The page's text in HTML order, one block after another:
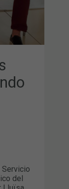
Servicio
del